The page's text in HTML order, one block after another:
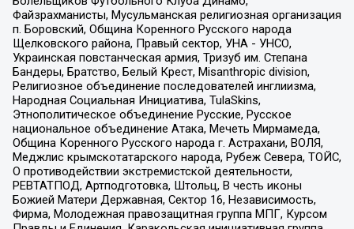
Файзрахманисты, Мусульманская религиозная организация
п. Боровский, Община Коренного Русского народа
Щелковского района, Правый сектор, УНА - УНСО,
Украинская повстанческая армия, Тризуб им. Степана
Бандеры, Братство, Белый Крест, Misanthropic division,
Религиозное объединение последователей инглиизма,
Народная Социальная Инициатива, TulaSkins,
Этнополитическое объединение Русские, Русское
национальное объединение Атака, Мечеть Мирмамеда,
Община Коренного Русского народа г. Астрахани, ВОЛЯ,
Меджлис крымскотатарского народа, Рубеж Севера, ТОЙС,
О противодействии экстремистской деятельности,
РЕВТАТПОД, Артподготовка, Штольц, В честь иконы
Божией Матери Державная, Сектор 16, Независимость,
Фирма, Молодежная правозащитная группа МПГ, Курсом